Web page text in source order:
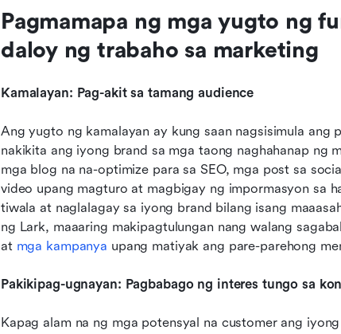
Pagmamapa ng mga yugto ng
daloy ng trabaho sa marketing
Kamalayan: Pag-akit sa tamang audience
Ang yugto ng kamalayan ay kung saan nagsisimula ang
nakikita ang iyong brand sa mga taong naghahanap ng
mga blog na na-optimize para sa SEO, mga post sa
video upang magturo at magbigay ng impormasyon sa
tiwala at naglalagay sa iyong brand bilang isang
ng Lark, maaaring makipagtulungan nang walang
at mga kampanya upang matiyak ang pare-parehong
Pakikipag-ugnayan: Pagbabago ng interes tungo sa
Kapag alam na ng mga potensyal na customer ang